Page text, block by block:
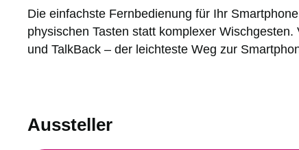
Die einfachste Fernbedienung für Ihr
physischen Tasten statt komplexer
und TalkBack – der leichteste Weg zur
Aussteller